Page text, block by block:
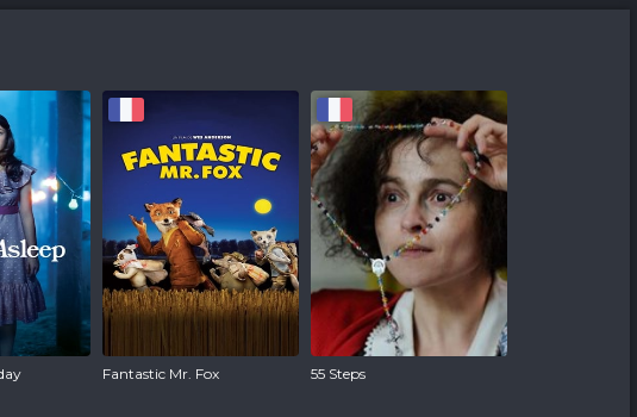
Fantastic Mr. Fox 55 Steps